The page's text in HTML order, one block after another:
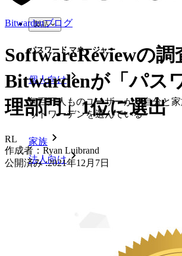
製品
パスワード マネージャー
個人向け
何百万人ものユーザーが、自分と
ットワーデンを選んでいる
家族
法人向け
Bitwardenブログ
SoftwareReviewの調
Bitwardenが「パス
理部門」1位に選出
RL
作成者： Ryan Luibrand
公開済み:2021年12月7日